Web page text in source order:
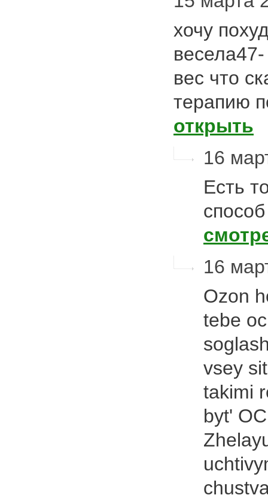
хочу
вес что
терапию
открыть
16
Есть
16
Ozon
tebe
vsey
takimi
byt'